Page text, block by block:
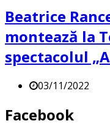
Beatrice
montează la
spectacolul
03/11/2022
Facebook